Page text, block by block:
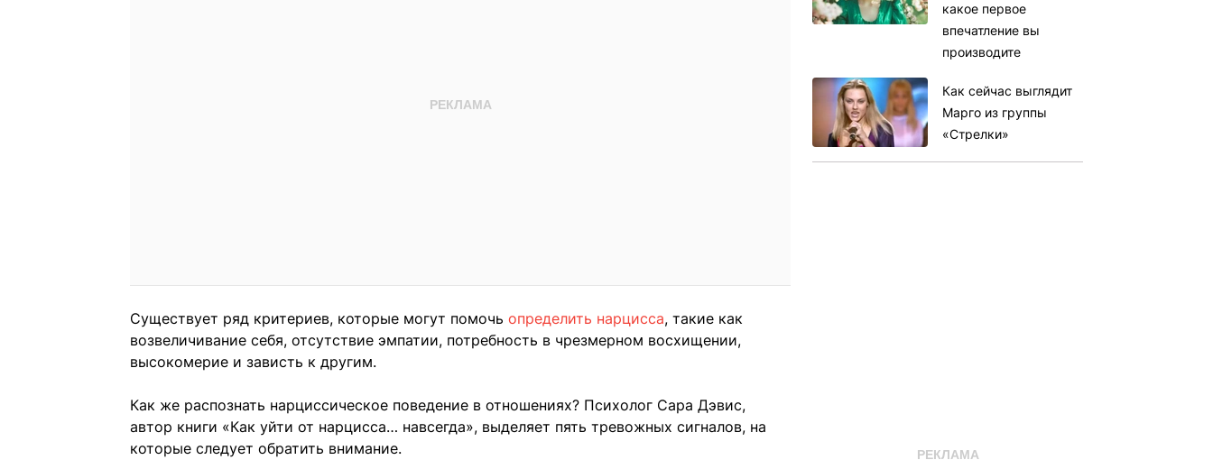
Существует ряд критериев, которые могут помочь определить нарцисса, такие как
возвеличивание себя, отсутствие эмпатии, потребность в чрезмерном восхищении,
высокомерие и зависть к другим.
Как же распознать нарциссическое поведение в отношениях? Психолог Сара Дэвис,
автор книги «Как уйти от нарцисса… навсегда», выделяет пять тревожных сигналов, на
которые следует обратить внимание.
какое первое
впечатление вы
производите
Как сейчас выглядит
Марго из группы
«Стрелки»